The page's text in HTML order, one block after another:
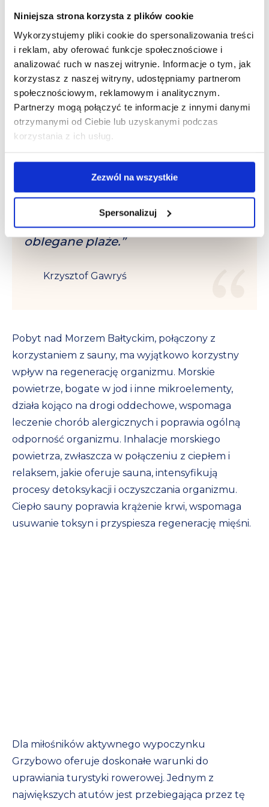
Niniejsza strona korzysta z plików cookie
Wykorzystujemy pliki cookie do spersonalizowania treści
i reklam, aby oferować funkcje społecznościowe i
analizować ruch w naszej witrynie. Informacje o tym, jak
korzystasz z naszej witryny, udostępniamy partnerom
społecznościowym, reklamowym i analitycznym.
Partnerzy mogą połączyć te informacje z innymi danymi
otrzymanymi od Ciebie lub uzyskanymi podczas
korzystania z ich usług.
Zezwól na wszystkie
Spersonalizuj
atmosfera tego miejsca sprawiają, że jest to idealne
miejsce na odpoczynek i oderwanie się od
codziennych obowiązków. Wrzesień nad Bałtykiem
to czas, kiedy każdy może znaleźć dla siebie chwilę
wytchnienia i naładować się pozytywną energią
przed nadchodzącą jesienią.
„Wrzesień to jeden z najlepszych
momentów na wypoczynek nad
morzem. Świetna pogoda, bardziej
kameralna atmosfera, mniej
oblegane plaże.”
Krzysztof Gawryś
Pobyt nad Morzem Bałtyckim, połączony z
korzystaniem z sauny, ma wyjątkowo korzystny
wpływ na regenerację organizmu. Morskie
powietrze, bogate w jod i inne mikroelementy,
działa kojąco na drogi oddechowe, wspomaga
leczenie chorób alergicznych i poprawia ogólną
odporność organizmu. Inhalacje morskiego
powietrza, zwłaszcza w połączeniu z ciepłem i
relaksem, jakie oferuje sauna, intensyfikują
procesy detoksykacji i oczyszczania organizmu.
Ciepło sauny poprawia krążenie krwi, wspomaga
usuwanie toksyn i przyspiesza regenerację mięśni.
Dla miłośników aktywnego wypoczynku
Grzybowo oferuje doskonałe warunki do
uprawiania turystyki rowerowej. Jednym z
największych atutów jest przebiegająca przez tę